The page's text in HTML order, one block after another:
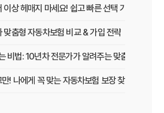
상 헤매지 마세요! 쉽고 빠른 선택 가이드
맞춤형 자동차보험 비교 & 가입 전략
비법: 10년차 전문가가 알려주는 맞춤형 설계 전
! 나에게 꼭 맞는 자동차보험 보장 찾는 법